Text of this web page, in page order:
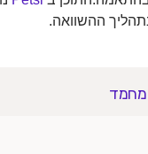
ההשוואה.
מחמד